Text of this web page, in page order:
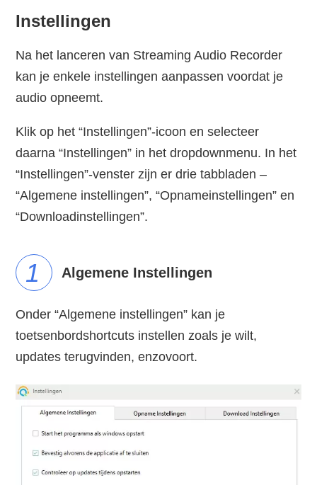
Instellingen
Na het lanceren van Streaming Audio Recorder
kan je enkele instellingen aanpassen voordat je
audio opneemt.
Klik op het “Instellingen”-icoon en selecteer
daarna “Instellingen” in het dropdownmenu. In het
“Instellingen”-venster zijn er drie tabbladen –
“Algemene instellingen”, “Opnameinstellingen” en
“Downloadinstellingen”.
1 Algemene Instellingen
Onder “Algemene instellingen” kan je
toetsenbordshortcuts instellen zoals je wilt,
updates terugvinden, enzovoort.